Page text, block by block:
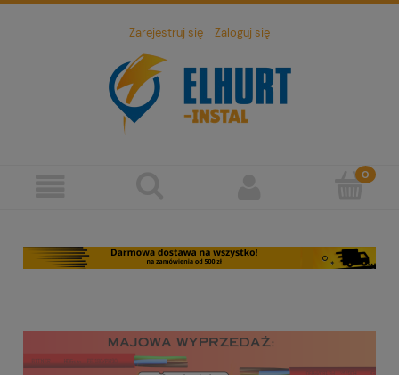
Zarejestruj się Zaloguj się